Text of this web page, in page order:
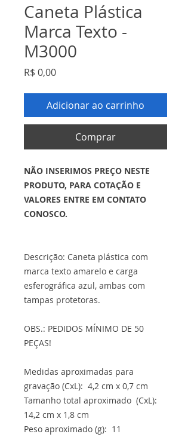
Caneta Plástica
Marca Texto -
M3000
R$ 0,00Preço
Adicionar ao carrinho
Comprar
NÃO INSERIMOS PREÇO NESTE
PRODUTO, PARA COTAÇÃO E
VALORES ENTRE EM CONTATO
CONOSCO.
Descrição: Caneta plástica com
marca texto amarelo e carga
esferográfica azul, ambas com
tampas protetoras.
OBS.: PEDIDOS MÍNIMO DE 50
PEÇAS!
Medidas aproximadas para
gravação (CxL): 4,2 cm x 0,7 cm
Tamanho total aproximado (CxL):
14,2 cm x 1,8 cm
Peso aproximado (g): 11